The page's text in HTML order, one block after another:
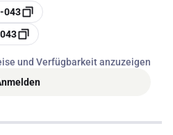
043
und Verfügbarkeit anzuzeigen